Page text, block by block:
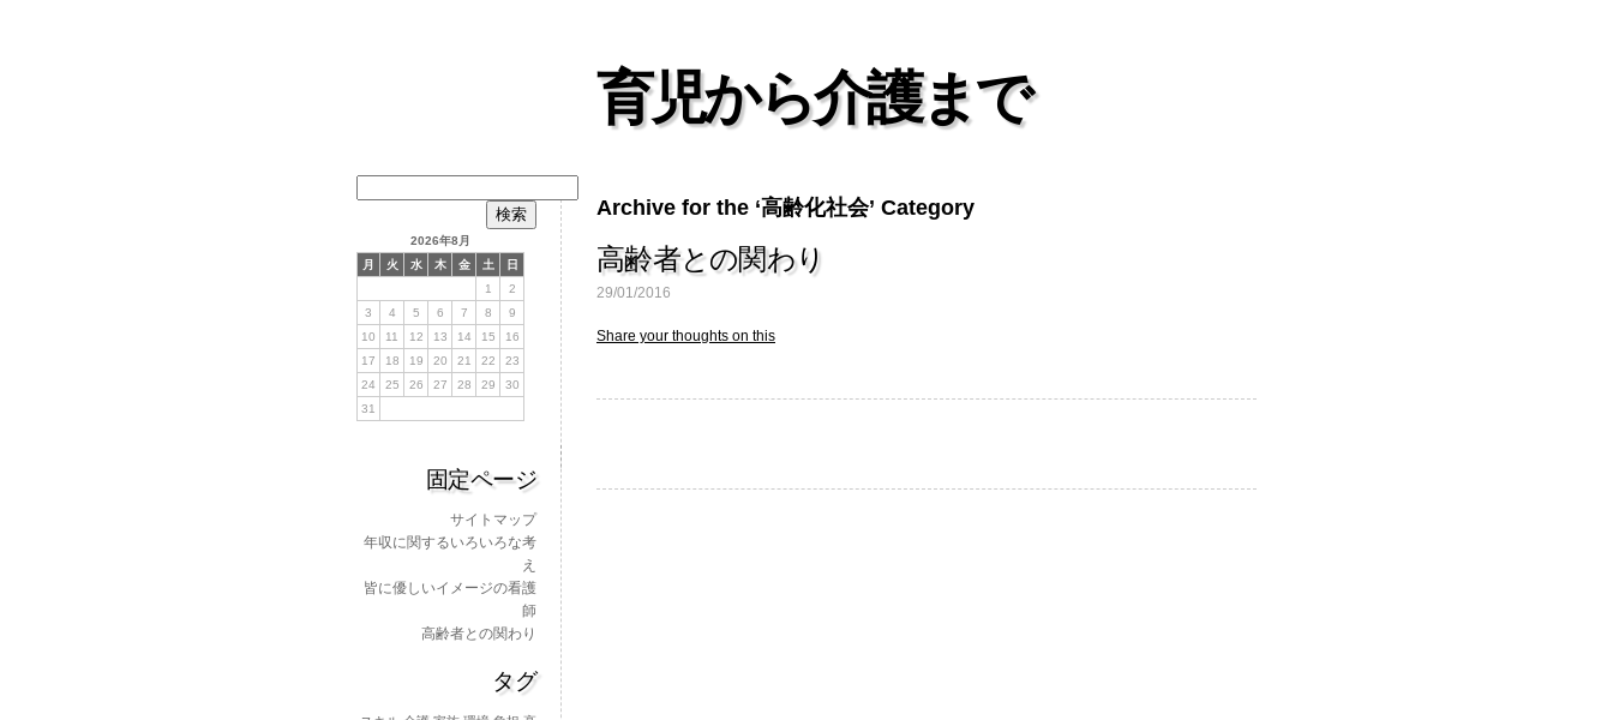
育児から介護まで
Archive for the ‘高齢化社会’ Category
高齢者との関わり
29/01/2016
Share your thoughts on this
2026年8月
月
火 水 木 金 土
日
1
2
3
4 5 6 7 8
9
10
11 12 13 14 15
16
17
18 19 20 21 22
23
24
25 26 27 28 29
30
31
固定ページ
サイトマップ
年収に関するいろいろな考
え
皆に優しいイメージの看護
師
高齢者との関わり
タグ